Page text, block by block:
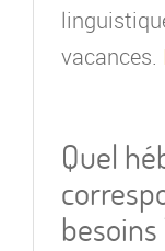
vacances.
Quel
besoins